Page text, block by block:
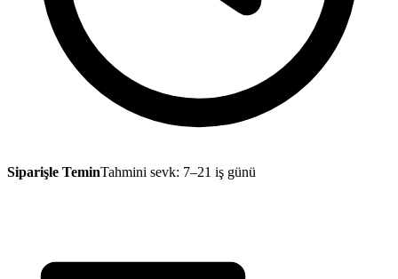
Siparişle TeminTahmini sevk: 7–21 iş günü